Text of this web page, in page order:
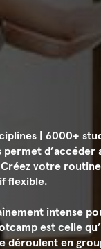
| 6000+
permet d’accéder
votre
flexible.
intense
est celle
déroulent en